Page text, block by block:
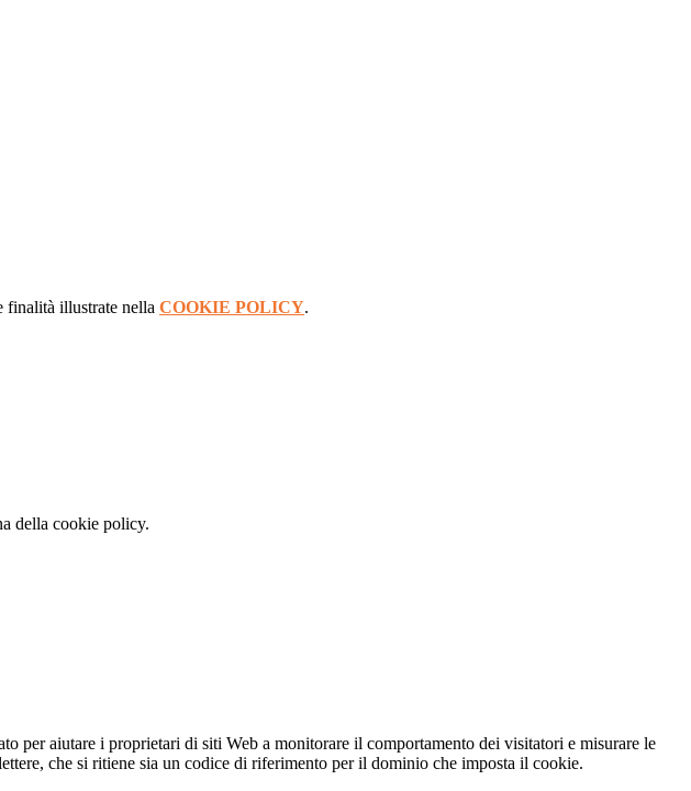
finalità illustrate nella COOKIE POLICY.
della cookie policy.
per aiutare i proprietari di siti Web a monitorare il comportamento dei visitatori e misurare le
che si ritiene sia un codice di riferimento per il dominio che imposta il cookie.